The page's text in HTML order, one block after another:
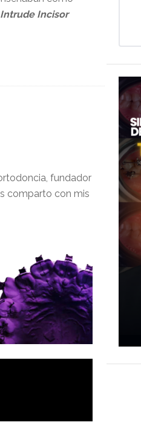
Incisor
fundador
comparto con mis